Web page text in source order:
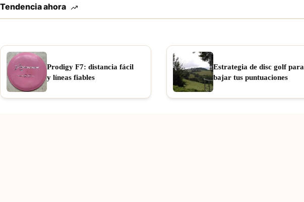
Tendencia ahora
Prodigy F7: distancia fácil
y líneas fiables
Estrategia de disc golf para
bajar tus puntuaciones